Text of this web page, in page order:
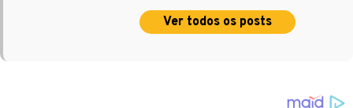
Ver todos os posts